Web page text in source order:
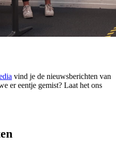
vind je de nieuwsberichten van
er eentje gemist? Laat het ons